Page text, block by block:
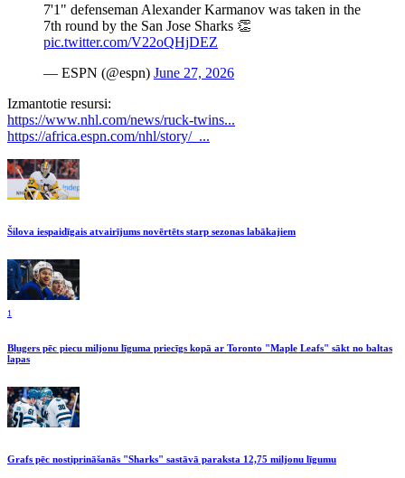
7'1" defenseman Alexander Karmanov was taken in the
7th round by the San Jose Sharks 👏
pic.twitter.com/V22oQHjDEZ
— ESPN (@espn) June 27, 2026
Izmantotie resursi:
https://www.nhl.com/news/ruck-twins...
https://africa.espn.com/nhl/story/_...
Šilova iespaidīgais atvairījums novērtēts starp sezonas labākajiem
1
Bļugers pēc piecu miljonu līguma priecīgs kopā ar Toronto "Maple Leafs" sākt no baltas
lapas
Grafs pēc nostiprināšanās "Sharks" sastāvā paraksta 12,75 miljonu līgumu